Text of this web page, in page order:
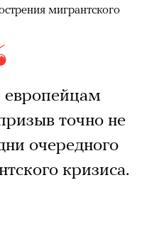
мигрантского
точно не
очередного
кризиса.